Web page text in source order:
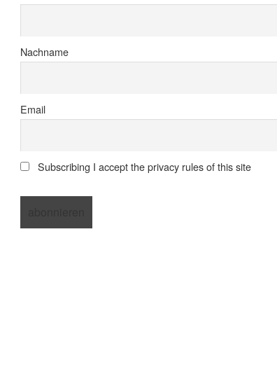
Nachname
Email
Subscribing I accept the privacy rules of this site